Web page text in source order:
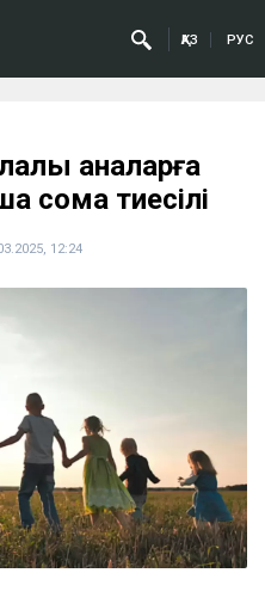
ҚАЗ РУС
аналарға
сома тиесілі
12:24